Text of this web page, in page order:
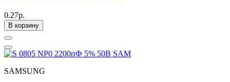
0.27р.
В корзину
SAMSUNG